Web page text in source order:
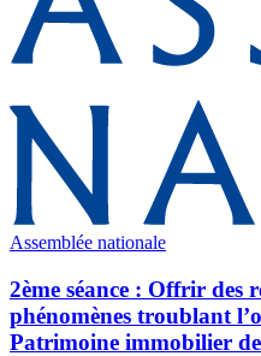
Assemblée nationale
2ème séance : Offrir des
phénomènes troublant
Patrimoine immobilier